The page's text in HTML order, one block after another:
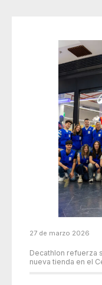
27 de marzo 2026
Decathlon refuerza
nueva tienda en el